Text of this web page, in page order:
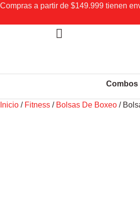
Compras a partir de $149.999 tienen
Combos
Inicio / Fitness / Bolsas De Boxeo /